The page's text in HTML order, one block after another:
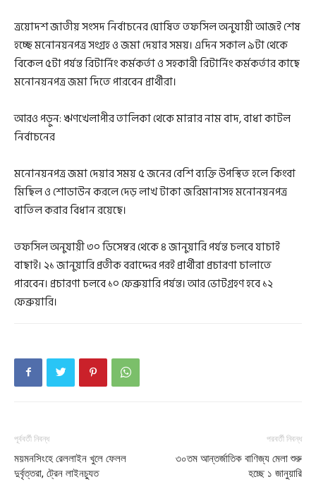
ত্রয়োদশ জাতীয় সংসদ নির্বাচনের ঘোষিত তফসিল অনুযায়ী আজই শেষ
হচ্ছে মনোনয়নপত্র সংগ্রহ ও জমা দেয়ার সময়। এদিন সকাল ৯টা থেকে
বিকেল ৫টা পর্যন্ত রিটার্নিং কর্মকর্তা ও সহকারী রিটার্নিং কর্মকর্তার কাছে
মনোনয়নপত্র জমা দিতে পারবেন প্রার্থীরা।
আরও পড়ুন: ঋণখেলাপীর তালিকা থেকে মান্নার নাম বাদ, বাধা কাটল
নির্বাচনের
মনোনয়নপত্র জমা দেয়ার সময় ৫ জনের বেশি ব্যক্তি উপস্থিত হলে কিংবা
মিছিল ও শোডাউন করলে দেড় লাখ টাকা জরিমানাসহ মনোনয়নপত্র
বাতিল করার বিধান রয়েছে।
তফসিল অনুযায়ী ৩০ ডিসেম্বর থেকে ৪ জানুয়ারি পর্যন্ত চলবে যাচাই
বাছাই। ২১ জানুয়ারি প্রতীক বরাদ্দের পরই প্রার্থীরা প্রচারণা চালাতে
পারবেন। প্রচারণা চলবে ১০ ফেব্রুয়ারি পর্যন্ত। আর ভোটগ্রহণ হবে ১২
ফেব্রুয়ারি।
পূর্ববর্তী নিবন্ধ
ময়মনসিংহে রেললাইন খুলে ফেলল
দুর্বৃত্তরা, ট্রেন লাইনচ্যুত
পরবর্তী নিবন্ধ
৩০তম আন্তর্জাতিক বাণিজ্য মেলা শুরু
হচ্ছে ১ জানুয়ারি